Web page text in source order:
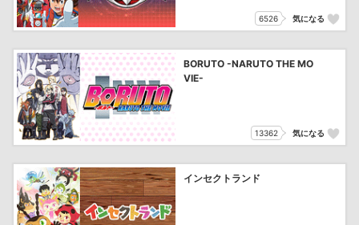
6526 気になる
BORUTO -NARUTO THE MO
VIE-
13362 気になる
インセクトランド